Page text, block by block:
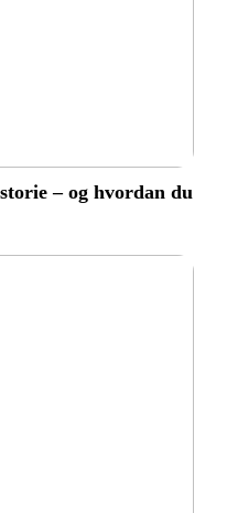
– og hvordan du